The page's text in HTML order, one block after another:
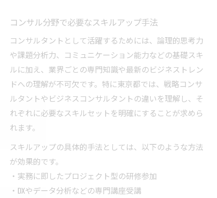
コンサル選びで重要な基準と見極め方
株式会社ビジネスコンサルタントの業界位
置
DX時代に必要なコンサルスキルの探求
コンサルが身につけたいDXスキルとは
東京都の支援制度でスキルアップ加速
東京都のリスキリング支援制度を徹底解説
コンサル分野で必要なスキルアップ手法
コンサルタントとして活躍するためには、論理的思考力
や課題分析力、コミュニケーション能力などの基礎スキ
ルに加え、業界ごとの専門知識や最新のビジネストレン
ドへの理解が不可欠です。特に東京都では、戦略コンサ
ルタントやビジネスコンサルタントの違いを理解し、そ
れぞれに必要なスキルセットを明確にすることが求めら
れます。
スキルアップの具体的手法としては、以下のような方法
が効果的です。
・実務に即したプロジェクト型の研修参加
・DXやデータ分析などの専門講座受講